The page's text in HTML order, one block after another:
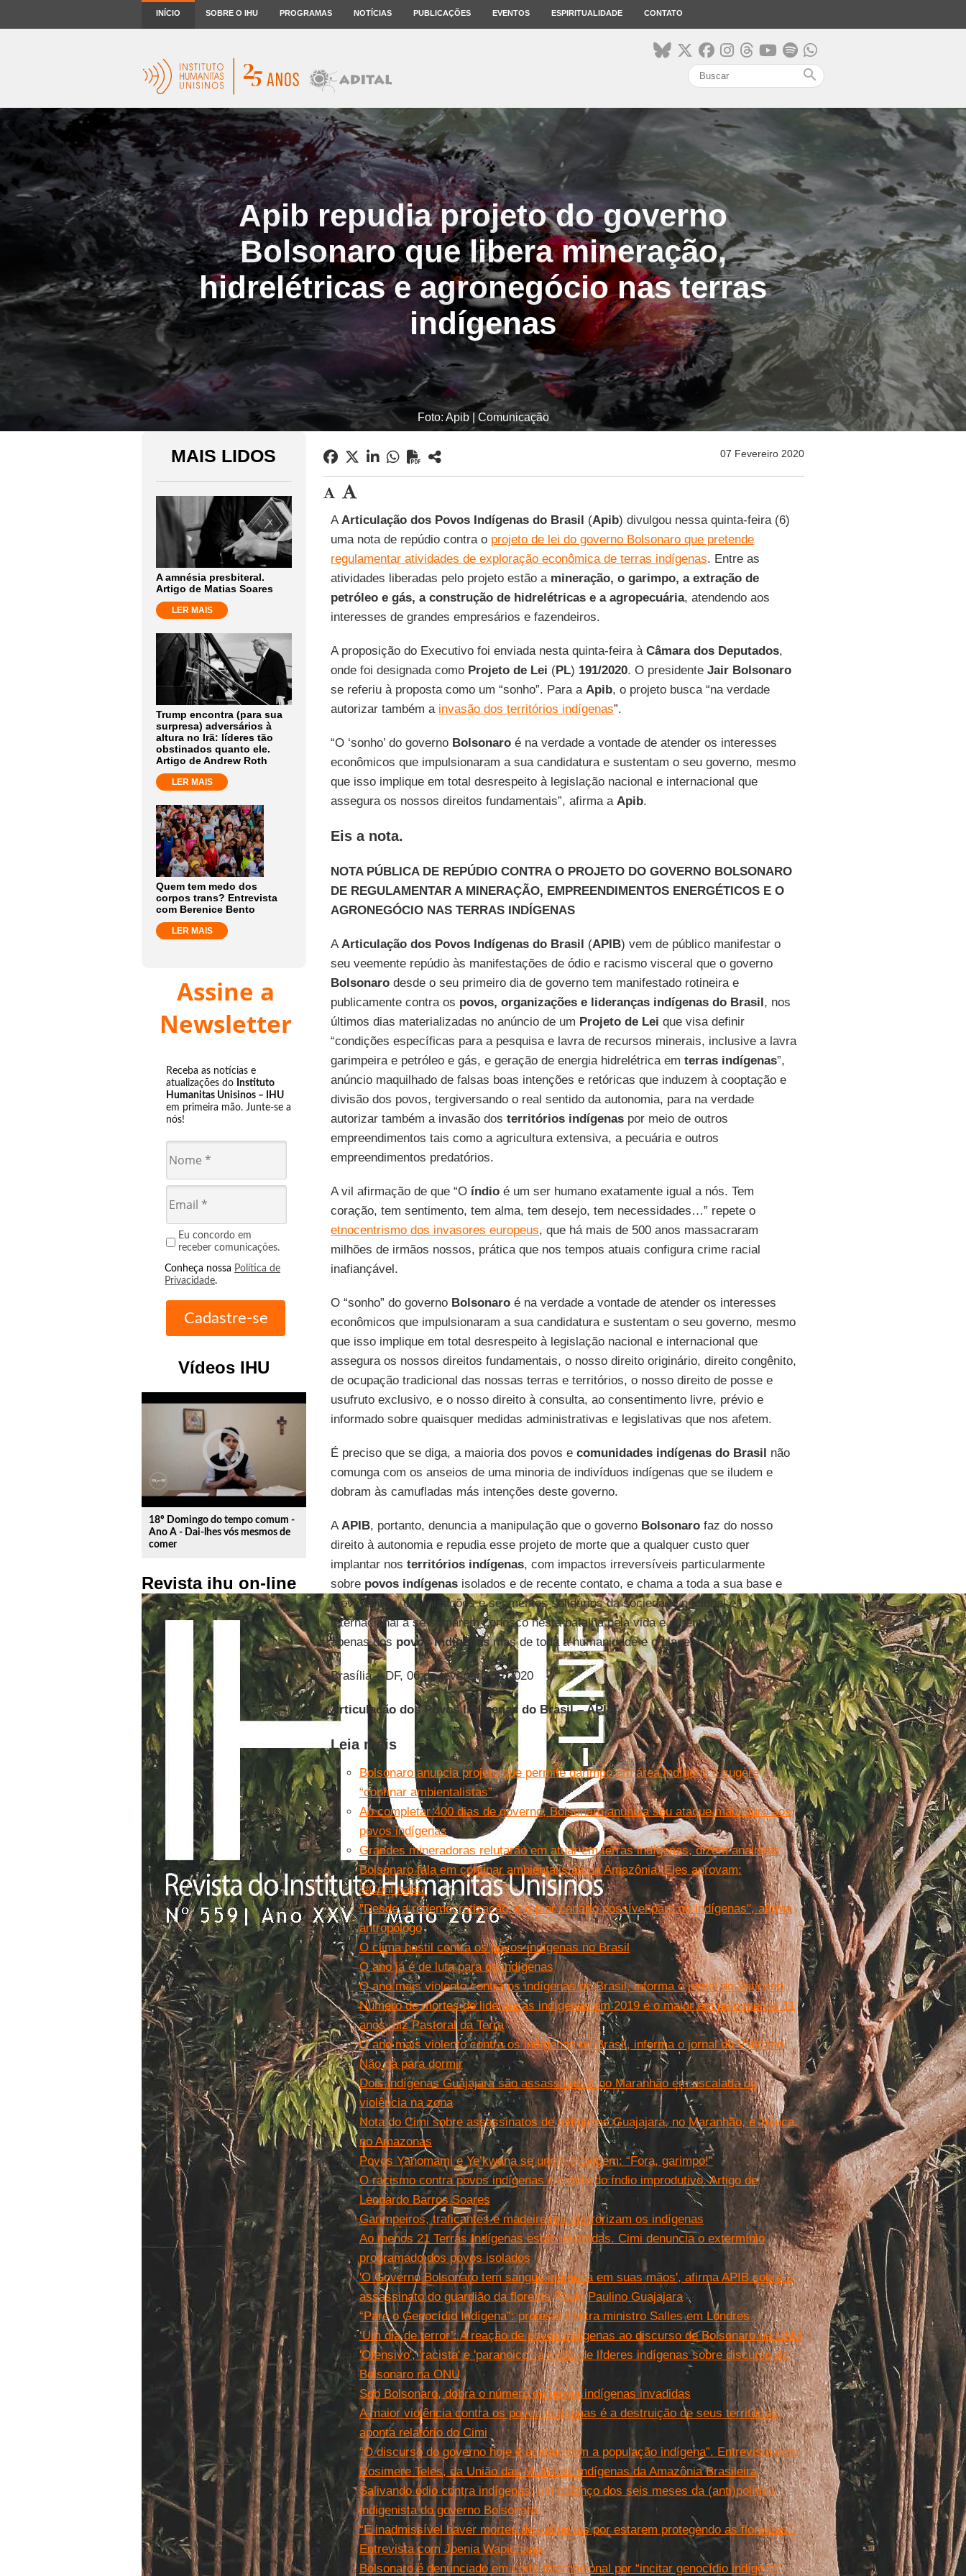
INÍCIO SOBRE O IHU PROGRAMAS NOTÍCIAS PUBLICAÇÕES EVENTOS ESPIRITUALIDADE CONTATO
search
Apib repudia projeto do governo
Bolsonaro que libera mineração,
hidrelétricas e agronegócio nas terras
indígenas
Foto: Apib | Comunicação
MAIS LIDOS
A amnésia presbiteral.
Artigo de Matias Soares
LER MAIS
Trump encontra (para sua
surpresa) adversários à
altura no Irã: líderes tão
obstinados quanto ele.
Artigo de Andrew Roth
LER MAIS
Quem tem medo dos
corpos trans? Entrevista
com Berenice Bento
LER MAIS
Assine a
Newsletter
Receba as notícias e
atualizações do Instituto
Humanitas Unisinos – IHU
em primeira mão. Junte-se a
nós!
Eu concordo em
receber comunicações.
Conheça nossa Política de
Privacidade.
Vídeos IHU
play_circle_outline
18º Domingo do tempo comum -
Ano A - Dai-lhes vós mesmos de
comer
Revista ihu on-line
07 Fevereiro 2020
AArticulação dos Povos Indígenas do Brasil (Apib) divulgou nessa quinta-feira (6)
uma nota de repúdio contra o projeto de lei do governo Bolsonaro que pretende
regulamentar atividades de exploração econômica de terras indígenas. Entre as
atividades liberadas pelo projeto estão a mineração, o garimpo, a extração de
petróleo e gás, a construção de hidrelétricas e a agropecuária, atendendo aos
interesses de grandes empresários e fazendeiros.
A proposição do Executivo foi enviada nesta quinta-feira à Câmara dos Deputados,
onde foi designada como Projeto de Lei (PL) 191/2020. O presidente Jair Bolsonaro
se referiu à proposta como um “sonho”. Para a Apib, o projeto busca “na verdade
autorizar também a invasão dos territórios indígenas”.
“O ‘sonho’ do governo Bolsonaroé na verdade a vontade de atender os interesses
econômicos que impulsionaram a sua candidatura e sustentam o seu governo, mesmo
que isso implique em total desrespeito à legislação nacional e internacional que
assegura os nossos direitos fundamentais”, afirma a Apib.
Eis a nota.
NOTA PÚBLICA DE REPÚDIO CONTRA O PROJETO DO GOVERNO BOLSONARO
DE REGULAMENTAR A MINERAÇÃO, EMPREENDIMENTOS ENERGÉTICOS E O
AGRONEGÓCIO NAS TERRAS INDÍGENAS
AArticulação dos Povos Indígenas do Brasil (APIB) vem de público manifestar o
seu veemente repúdio às manifestações de ódio e racismo visceral que o governo
Bolsonarodesde o seu primeiro dia de governo tem manifestado rotineira e
publicamente contra os povos, organizações e lideranças indígenas do Brasil, nos
últimos dias materializadas no anúncio de um Projeto de Lei que visa definir
“condições específicas para a pesquisa e lavra de recursos minerais, inclusive a lavra
garimpeira e petróleo e gás, e geração de energia hidrelétrica em terras indígenas”,
anúncio maquilhado de falsas boas intenções e retóricas que induzem à cooptação e
divisão dos povos, tergiversando o real sentido da autonomia, para na verdade
autorizar também a invasão dos territórios indígenaspor meio de outros
empreendimentos tais como a agricultura extensiva, a pecuária e outros
empreendimentos predatórios.
A vil afirmação de que “O índioé um ser humano exatamente igual a nós. Tem
coração, tem sentimento, tem alma, tem desejo, tem necessidades…” repete o
etnocentrismo dos invasores europeus, que há mais de 500 anos massacraram
milhões de irmãos nossos, prática que nos tempos atuais configura crime racial
inafiançável.
O “sonho” do governo Bolsonaroé na verdade a vontade de atender os interesses
econômicos que impulsionaram a sua candidatura e sustentam o seu governo, mesmo
que isso implique em total desrespeito à legislação nacional e internacional que
assegura os nossos direitos fundamentais, o nosso direito originário, direito congênito,
de ocupação tradicional das nossas terras e territórios, o nosso direito de posse e
usufruto exclusivo, e o nosso direito à consulta, ao consentimento livre, prévio e
informado sobre quaisquer medidas administrativas e legislativas que nos afetem.
É preciso que se diga, a maioria dos povos e comunidades indígenas do Brasil não
comunga com os anseios de uma minoria de indivíduos indígenas que se iludem e
dobram às camufladas más intenções deste governo.
AAPIB, portanto, denuncia a manipulação que o governo Bolsonarofaz do nosso
direito à autonomia e repudia esse projeto de morte que a qualquer custo quer
implantar nos territórios indígenas, com impactos irreversíveis particularmente
sobre povos indígenasisolados e de recente contato, e chama a toda a sua base e
movimentos, organizações e segmentos solidários da sociedade nacional e
internacional a se somarem conosco nesta batalha pela vida e o bem viver não
apenas dos povos indígenasmas de toda a humanidade e o planeta.
Brasília – DF, 06 de fevereiro de 2020
Articulação dos Povos Indígenas do Brasil – APIB
Leia mais
Bolsonaro anuncia projeto que permite garimpo em área indígena e sugere
“confinar ambientalistas”
Ao completar 400 dias de governo, Bolsonaro anuncia seu ataque mais duro aos
povos indígenas
Grandes mineradoras relutarão em atuar em terras indígenas, dizem analistas
Bolsonaro fala em confinar ambientalistas na Amazônia. Eles aprovam:
‘#ConfinaEu’
"Desde a redemocratização, é o pior cenário possível para os indígenas", afirma
antropólogo
O clima hostil contra os povos indígenas no Brasil
O ano já é de luta para os indígenas
O ano mais violento contra os indígenas no Brasil, informa o jornal do Vaticano
Número de mortes de lideranças indígenas em 2019 é o maior em pelo menos 11
anos, diz Pastoral da Terra
O ano mais violento contra os indígenas no Brasil, informa o jornal do Vaticano
Não dá para dormir
Dois indígenas Guajajara são assassinados no Maranhão em escalada de
violência na zona
Nota do Cimi sobre assassinatos de indígenas Guajajara, no Maranhão, e Tuiuca,
no Amazonas
Povos Yanomami e Ye’kwana se unem e exigem: “Fora, garimpo!”
O racismo contra povos indígenas e o mito do índio improdutivo. Artigo de
Leonardo Barros Soares
Garimpeiros, traficantes e madeireiros aterrorizam os indígenas
Ao menos 21 Terras Indígenas estão invadidas. Cimi denuncia o extermínio
programado dos povos isolados
'O Governo Bolsonaro tem sangue indígena em suas mãos', afirma APIB sobre o
assassinato do guardião da floresta Paulo Paulino Guajajara
“Pare o Genocídio Indígena”: protesto contra ministro Salles em Londres
‘Um dia de terror’: A reação de povos indígenas ao discurso de Bolsonaro na ONU
'Ofensivo', 'racista' e 'paranoico': a visão de líderes indígenas sobre discurso de
Bolsonaro na ONU
Sob Bolsonaro, dobra o número de terras indígenas invadidas
A maior violência contra os povos indígenas é a destruição de seus territórios,
aponta relatório do Cimi
“O discurso do governo hoje é acabar com a população indígena”. Entrevista com
Rosimere Teles, da União das Mulheres Indígenas da Amazônia Brasileira
Salivando ódio contra indígenas: um balanço dos seis meses da (anti)política
indigenista do governo Bolsonaro
“É inadmissível haver mortes de indígenas por estarem protegendo as florestas”.
Entrevista com Joenia Wapichana
Bolsonaro é denunciado em corte internacional por “incitar genocídio indígena”